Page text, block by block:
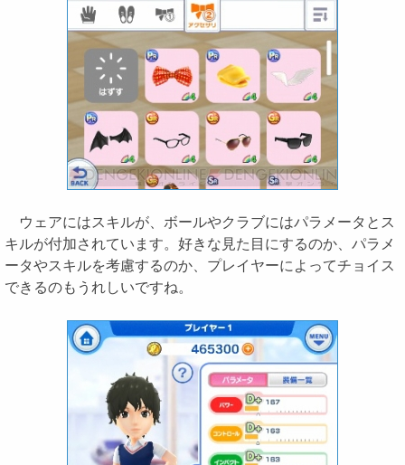
ウェアにはスキルが、ボールやクラブにはパラメータとス
キルが付加されています。好きな見た目にするのか、パラメ
ータやスキルを考慮するのか、プレイヤーによってチョイス
できるのもうれしいですね。